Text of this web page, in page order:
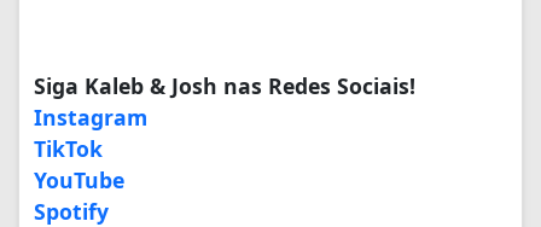
Siga Kaleb & Josh nas Redes Sociais!
Instagram
TikTok
YouTube
Spotify